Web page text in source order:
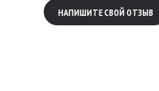
НАПИШИТЕ СВОЙ ОТЗЫВ